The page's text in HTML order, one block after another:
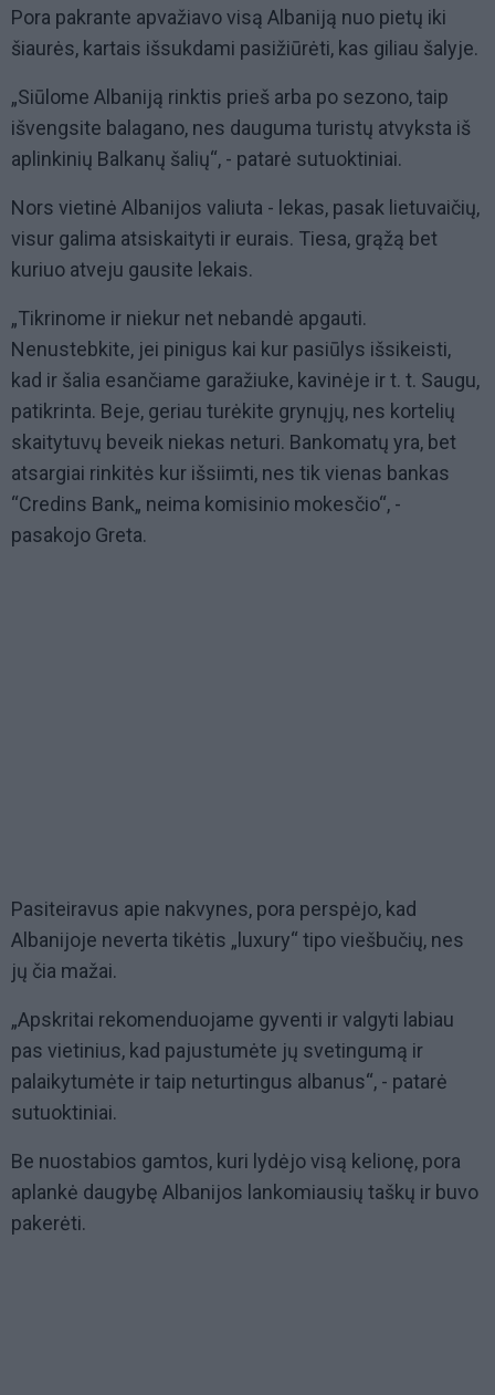
Pora pakrante apvažiavo visą Albaniją nuo pietų iki
šiaurės, kartais išsukdami pasižiūrėti, kas giliau šalyje.
„Siūlome Albaniją rinktis prieš arba po sezono, taip
išvengsite balagano, nes dauguma turistų atvyksta iš
aplinkinių Balkanų šalių“, - patarė sutuoktiniai.
Nors vietinė Albanijos valiuta - lekas, pasak lietuvaičių,
visur galima atsiskaityti ir eurais. Tiesa, grąžą bet
kuriuo atveju gausite lekais.
„Tikrinome ir niekur net nebandė apgauti.
Nenustebkite, jei pinigus kai kur pasiūlys išsikeisti,
kad ir šalia esančiame garažiuke, kavinėje ir t. t. Saugu,
patikrinta. Beje, geriau turėkite grynųjų, nes kortelių
skaitytuvų beveik niekas neturi. Bankomatų yra, bet
atsargiai rinkitės kur išsiimti, nes tik vienas bankas
“Credins Bank„ neima komisinio mokesčio“, -
pasakojo Greta.
Pasiteiravus apie nakvynes, pora perspėjo, kad
Albanijoje neverta tikėtis „luxury“ tipo viešbučių, nes
jų čia mažai.
„Apskritai rekomenduojame gyventi ir valgyti labiau
pas vietinius, kad pajustumėte jų svetingumą ir
palaikytumėte ir taip neturtingus albanus“, - patarė
sutuoktiniai.
Be nuostabios gamtos, kuri lydėjo visą kelionę, pora
aplankė daugybę Albanijos lankomiausių taškų ir buvo
pakerėti.